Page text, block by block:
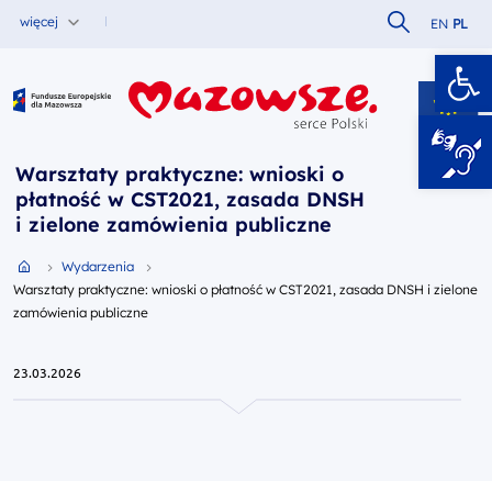
więcej Szukaj w
EN PL
Fundusze Europejskie dla Mazowsza
Warsztaty praktyczne: wnioski o
płatność w CST2021, zasada DNSH
i zielone zamówienia publiczne
Przejdź do strony głównej portalu
Wydarzenia
Warsztaty praktyczne: wnioski o płatność w CST2021, zasada DNSH i zielone
zamówienia publiczne
23.03.2026